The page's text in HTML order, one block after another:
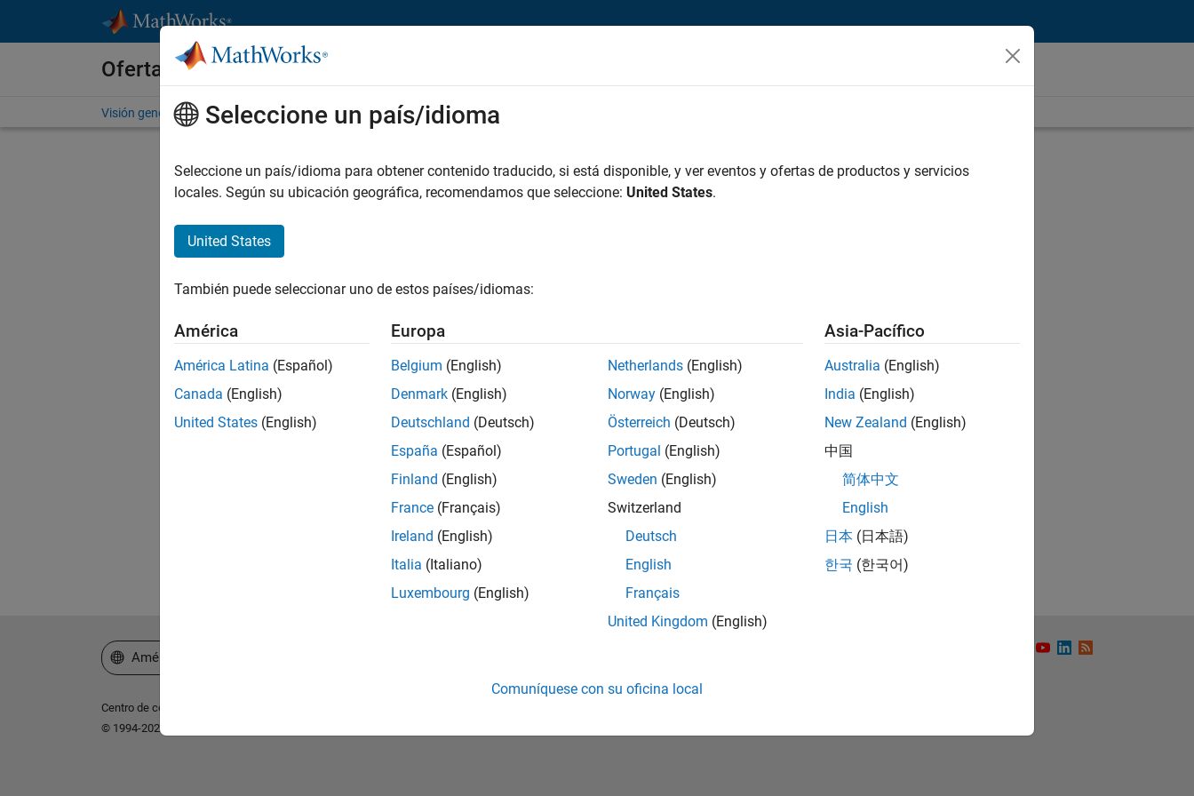
Ofertas de empleo en MathWorks
Visión general Búsqueda de empleo Oficinas locales Estudiantes y nuevas carreras
Enviar solicitud
Dirección de correo electrónico
Contraseña
Crear cuenta
Seleccione un país/idioma
Seleccione un país/idioma para obtener contenido traducido, si está disponible, y ver eventos y ofertas de productos y servicios
locales. Según su ubicación geográfica, recomendamos que seleccione: United States.
United States
También puede seleccionar uno de estos países/idiomas:
América
América Latina (Español)
Canada (English)
United States (English)
Europa
Belgium (English)
Denmark (English)
Deutschland (Deutsch)
España (Español)
Finland (English)
France (Français)
Ireland (English)
Italia (Italiano)
Luxembourg (English)
Netherlands (English)
Norway (English)
Österreich (Deutsch)
Portugal (English)
Sweden (English)
Switzerland
Deutsch
English
Français
United Kingdom (English)
Asia-Pacífico
Australia (English)
India (English)
New Zealand (English)
中国
简体中文
English
日本 (日本語)
한국 (한국어)
Comuníquese con su oficina local
Seleccione un país/idioma
América Latina
Centro de confianza
© 1994-2026 The MathWorks, Inc.